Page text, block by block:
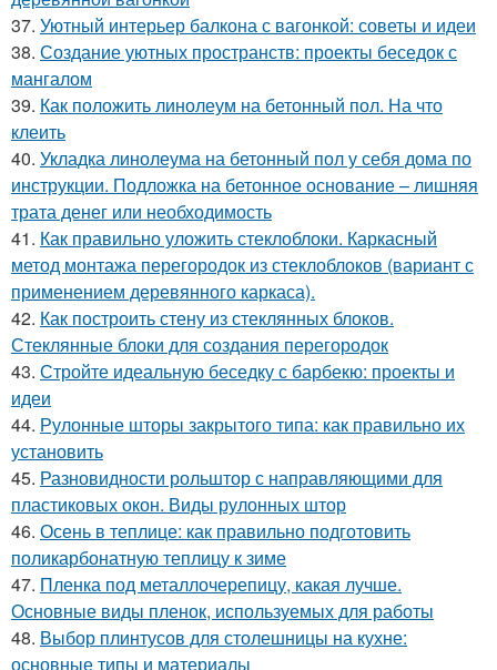
37. Уютный интерьер балкона с вагонкой: советы и идеи
38. Создание уютных пространств: проекты беседок с
мангалом
39. Как положить линолеум на бетонный пол. На что
клеить
40. Укладка линолеума на бетонный пол у себя дома по
инструкции. Подложка на бетонное основание – лишняя
трата денег или необходимость
41. Как правильно уложить стеклоблоки. Каркасный
метод монтажа перегородок из стеклоблоков (вариант с
применением деревянного каркаса).
42. Как построить стену из стеклянных блоков.
Стеклянные блоки для создания перегородок
43. Стройте идеальную беседку с барбекю: проекты и
идеи
44. Рулонные шторы закрытого типа: как правильно их
установить
45. Разновидности рольштор с направляющими для
пластиковых окон. Виды рулонных штор
46. Осень в теплице: как правильно подготовить
поликарбонатную теплицу к зиме
47. Пленка под металлочерепицу, какая лучше.
Основные виды пленок, используемых для работы
48. Выбор плинтусов для столешницы на кухне:
основные типы и материалы